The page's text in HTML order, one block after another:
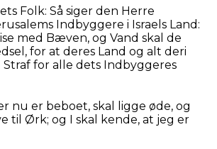
Folk: Så siger den Herre
Indbyggere i Israels Land:
med Bæven, og Vand skal de
for at deres Land og alt deri
Straf for alle dets Indbyggeres
nu er beboet, skal ligge øde, og
til Ørk; og I skal kende, at jeg er